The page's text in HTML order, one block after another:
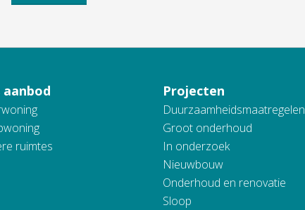
aanbod
ruimtes
Projecten
Duurzaamheidsmaatregelen
Groot onderhoud
In onderzoek
Nieuwbouw
Onderhoud en renovatie
Sloop